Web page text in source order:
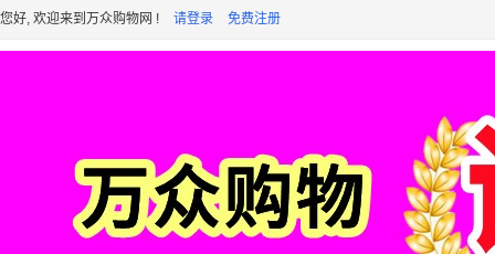
您好, 欢迎来到万众购物网 ! 请登录 免费注册